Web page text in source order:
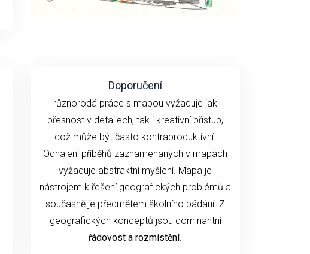
Doporučení
různorodá práce s mapou vyžaduje jak
přesnost v detailech, tak i kreativní přístup,
což může být často kontraproduktivní.
Odhalení příběhů zaznamenaných v mapách
vyžaduje abstraktní myšlení. Mapa je
nástrojem k řešení geografických problémů a
současně je předmětem školního bádání. Z
geografických konceptů jsou dominantní
řádovost a rozmístění.